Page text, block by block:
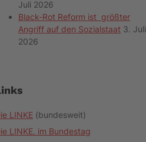
Juli 2026
Black-Rot Reform ist größter
Angriff auf den Sozialstaat 3. Juli
2026
LINKE (bundesweit)
LINKE. im Bundestag